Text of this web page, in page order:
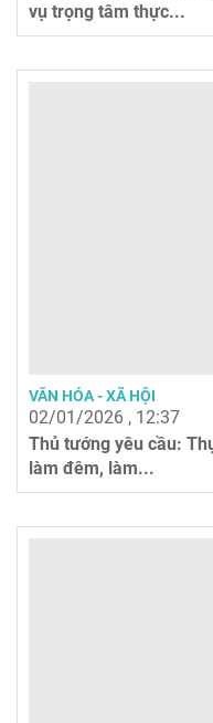
vụ trọng tâm thực...
VĂN HÓA - XÃ HỘI
02/01/2026 , 12:37
Thủ tướng yêu cầu:
làm đêm, làm...